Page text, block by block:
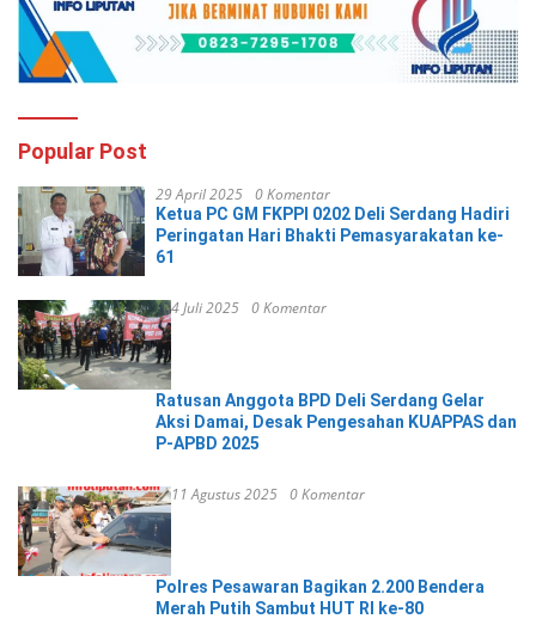
Popular Post
29 April 2025 0 Komentar
Ketua PC GM FKPPI 0202 Deli Serdang Hadiri
Peringatan Hari Bhakti Pemasyarakatan ke-
61
4 Juli 2025 0 Komentar
Ratusan Anggota BPD Deli Serdang Gelar
Aksi Damai, Desak Pengesahan KUAPPAS dan
P-APBD 2025
11 Agustus 2025 0 Komentar
Polres Pesawaran Bagikan 2.200 Bendera
Merah Putih Sambut HUT RI ke-80